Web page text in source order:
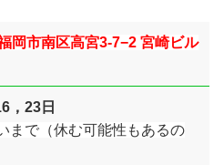
岡市南区高宮3-7−2 宮崎ビル
，23日
まで（休む可能性もあるの